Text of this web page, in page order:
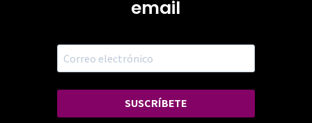
email
SUSCRÍBETE